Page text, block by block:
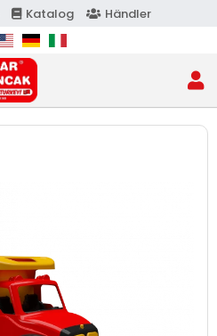
Katalog Händler